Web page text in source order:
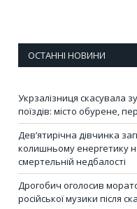
ОСТАННІ НОВИНИ
Укрзалізниця скасувала
поїздів: місто обурене,
Дев’ятирічна дівчинка
колишньому енергетику
смертельній недбалості
Дрогобич оголосив
російської музики після